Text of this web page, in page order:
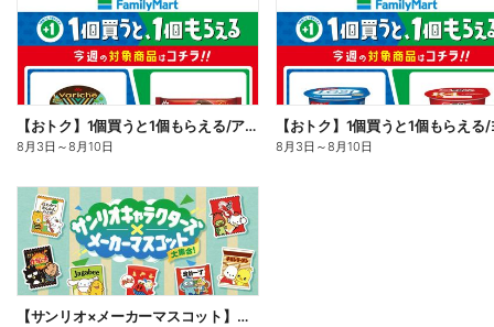
【おトク】1個買うと1個もらえる/アイス
8月3日 ～8月10日 8月3日 ～8月10日
【サンリオ×メーカーマスコット】オリジナルグッズ貰える!